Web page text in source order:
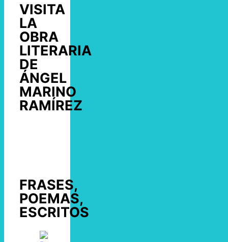
VISITA
LA
OBRA
LITERARIA
DE
ÁNGEL
MARINO
RAMÍREZ
FRASES,
POEMAS,
ESCRITOS